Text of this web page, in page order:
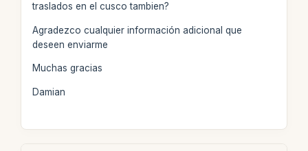
traslados en el cusco tambien?
Agradezco cualquier información adicional que
deseen enviarme
Muchas gracias
Damian